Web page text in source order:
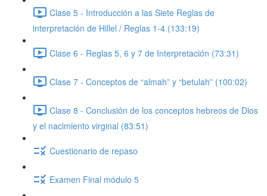
Clase 5 - Introducción a las Siete Reglas de
interpretación de Hillel / Reglas 1-4 (133:19)
Clase 6 - Reglas 5, 6 y 7 de Interpretación (73:31)
Clase 7 - Conceptos de “almah” y “betulah” (100:02)
Clase 8 - Conclusión de los conceptos hebreos de Dios
y el nacimiento virginal (83:51)
Cuestionario de repaso
Examen Final módulo 5